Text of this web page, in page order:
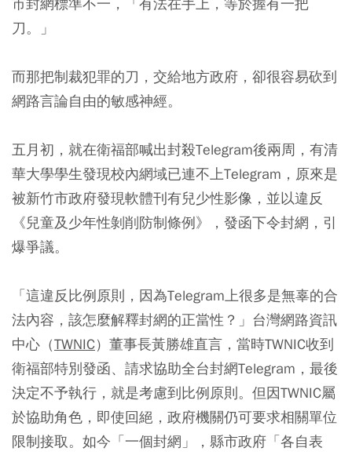
刀。」
而那把制裁犯罪的刀，交給地方政府，卻很容易砍到
網路言論自由的敏感神經。
五月初，就在衛福部喊出封殺Telegram後兩周，有清
華大學學生發現校內網域已連不上Telegram，原來是
被新竹市政府發現軟體刊有兒少性影像，並以違反
《兒童及少年性剝削防制條例》，發函下令封網，引
爆爭議。
「這違反比例原則，因為Telegram上很多是無辜的合
法內容，該怎麼解釋封網的正當性？」台灣網路資訊
中心（TWNIC）董事長黃勝雄直言，當時TWNIC收到
衛福部特別發函、請求協助全台封網Telegram，最後
決定不予執行，就是考慮到比例原則。但因TWNIC屬
於協助角色，即使回絕，政府機關仍可要求相關單位
限制接取。如今「一個封網」，縣市政府「各自表